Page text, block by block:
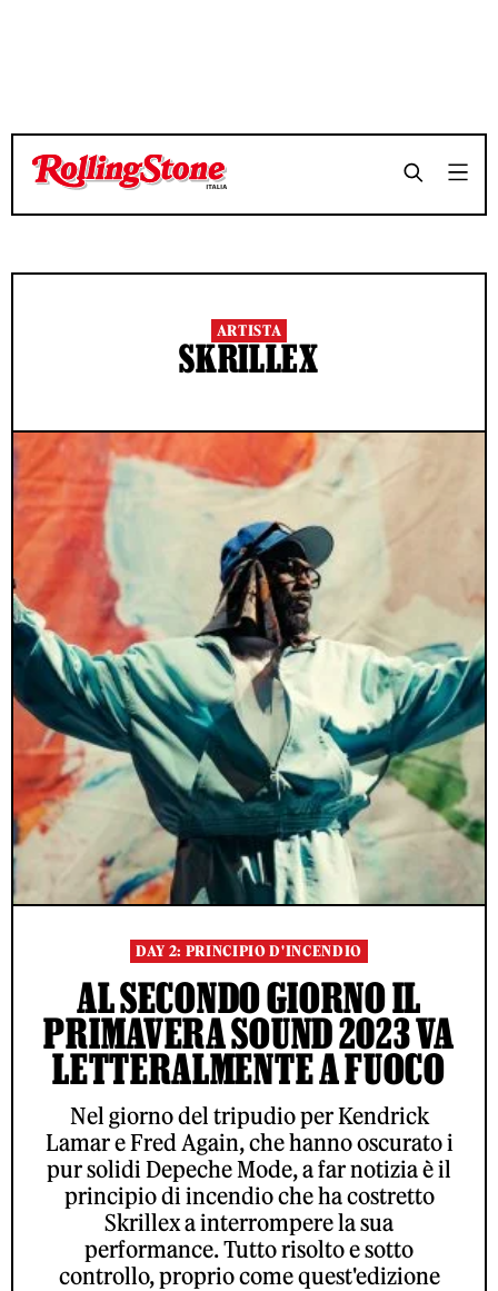
ARTISTA
SKRILLEX
DAY 2: PRINCIPIO D'INCENDIO
AL SECONDO GIORNO IL
PRIMAVERA SOUND 2023 VA
LETTERALMENTE A FUOCO
Nel giorno del tripudio per Kendrick
Lamar e Fred Again, che hanno oscurato i
pur solidi Depeche Mode, a far notizia è il
principio di incendio che ha costretto
Skrillex a interrompere la sua
performance. Tutto risolto e sotto
controllo, proprio come quest'edizione